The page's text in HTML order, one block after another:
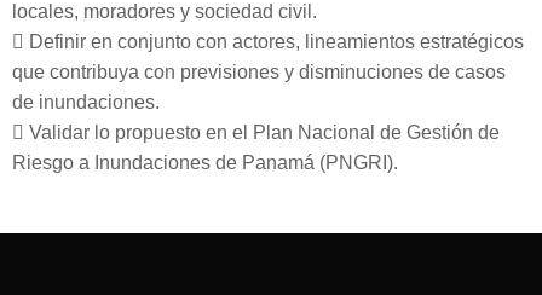
locales, moradores y sociedad civil.
 Definir en conjunto con actores, lineamientos estratégicos
que contribuya con previsiones y disminuciones de casos
de inundaciones.
 Validar lo propuesto en el Plan Nacional de Gestión de
Riesgo a Inundaciones de Panamá (PNGRI).